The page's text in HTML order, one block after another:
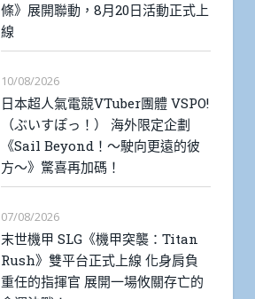
條》展開聯動，8月20日活動正式上
線
10/08/2026
日本超人氣電競VTuber團體 VSPO!
（ぶいすぽっ！） 海外限定企劃
《Sail Beyond！～駛向更遠的彼
方～》驚喜再加碼！
07/08/2026
末世機甲 SLG《機甲突襲：Titan
Rush》雙平台正式上線 化身肩負
重任的指揮官 展開一場攸關存亡的